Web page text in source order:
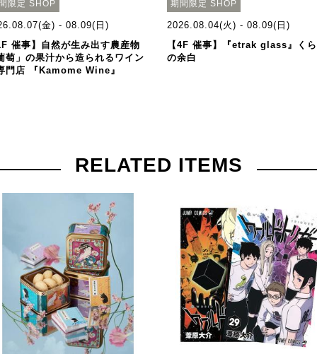
限定 SHOP
金) - 08.09(日)
催事】自然が生み出す農産物
萄」の果汁から造られるワイン
門店 『Kamome Wine』
期間限定 SHOP
2026.08.04(火) - 08.09(日)
【4F 催事】『etrak glass』く
の余白
RELATED ITEMS